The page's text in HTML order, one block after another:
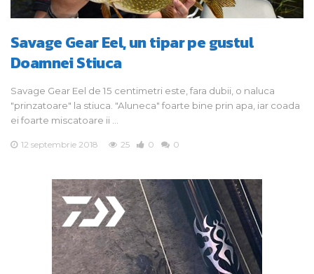
Savage Gear Eel, un tipar pe gustul
Doamnei Stiuca
Savage Gear Eel de 15 centimetri este, fara dubii, o naluca
"prinzatoare" la stiuca. "Aluneca" foarte bine prin apa, iar coada
ei foarte miscatoare ii …
12 septembrie 2018 25 0 0